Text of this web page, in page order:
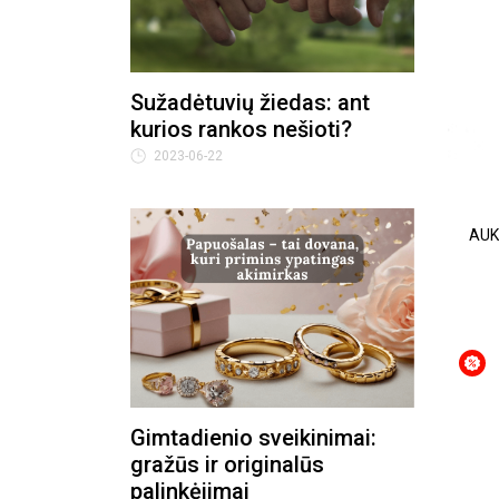
Sužadėtuvių žiedas: ant
kurios rankos nešioti?
2023-06-22
Gimtadienio sveikinimai:
gražūs ir originalūs
palinkėjimai